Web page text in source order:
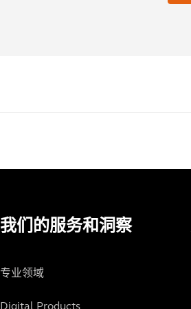
我们的服务和洞察
专业领域